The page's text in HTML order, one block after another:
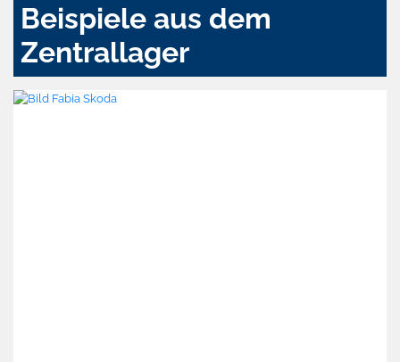
Beispiele aus dem
Zentrallager